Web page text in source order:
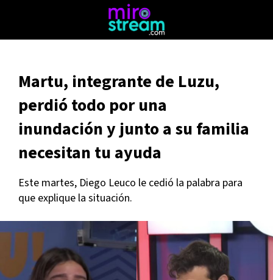
Martu, integrante de Luzu,
perdió todo por una
inundación y junto a su familia
necesitan tu ayuda
Este martes, Diego Leuco le cedió la palabra para
que explique la situación.